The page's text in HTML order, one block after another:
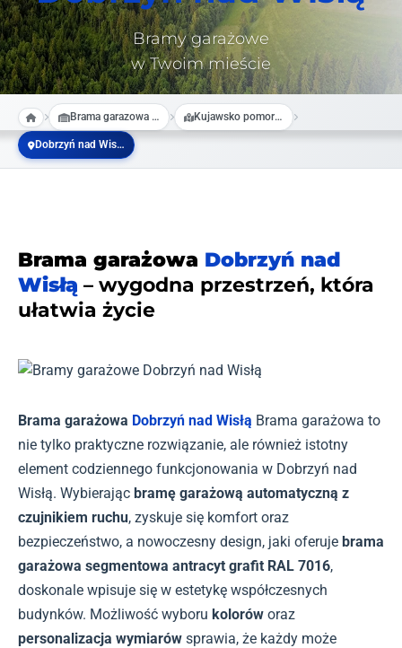
Bramy garażowe
w Twoim mieście
Brama garazowa na wymiar Kujawsko pomorskie
Dobrzyń nad Wisłą
Brama garażowa Dobrzyń nad
Wisłą – wygodna przestrzeń, która
ułatwia życie
Brama garażowa Dobrzyń nad Wisłą Brama garażowa to
nie tylko praktyczne rozwiązanie, ale również istotny
element codziennego funkcjonowania w Dobrzyń nad
Wisłą. Wybierając bramę garażową automatyczną z
czujnikiem ruchu, zyskuje się komfort oraz
bezpieczeństwo, a nowoczesny design, jaki oferuje brama
garażowa segmentowa antracyt grafit RAL 7016,
doskonale wpisuje się w estetykę współczesnych
budynków. Możliwość wyboru kolorów oraz
personalizacja wymiarów sprawia, że każdy może